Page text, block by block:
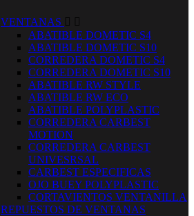
VENTANAS  
ABATIBLE DOMETIC S4
ABATIBLE DOMETIC S10
CORREDERA DOMETIC S4
CORREDERA DOMETIC S10
ABATIBLE RW STYLE
ABATIBLE RW ECO
ABATIBLE POLYPLASTIC
CORREDERA CARBEST
MOTION
CORREDERA CARBEST
UNIVESRSAL
CARBEST ESPECIFICAS
OJO BUEY POLYPLASTIC
CORTAVIENTOS VENTANILLA
REPUESTOS DE VENTANAS